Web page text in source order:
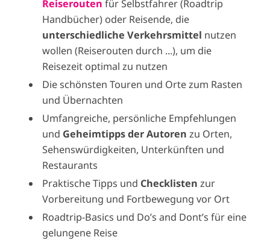
Reiserouten für Selbstfahrer (Roadtrip
Handbücher) oder Reisende, die
unterschiedliche Verkehrsmittel nutzen
wollen (Reiserouten durch ...), um die
Reisezeit optimal zu nutzen
Die schönsten Touren und Orte zum Rasten
und Übernachten
Umfangreiche, persönliche Empfehlungen
und Geheimtipps der Autoren zu Orten,
Sehenswürdigkeiten, Unterkünften und
Restaurants
Praktische Tipps und Checklistenzur
Vorbereitung und Fortbewegung vor Ort
Roadtrip-Basics und Do’s and Dont’s für eine
gelungene Reise